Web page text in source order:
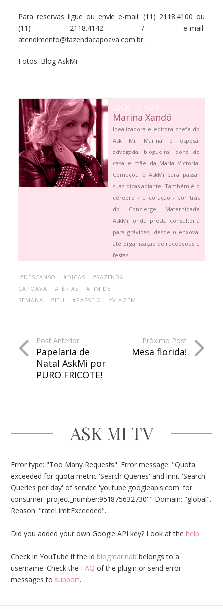
Para reservas ligue ou envie e-mail: (11) 2118.4100 ou
(11) 2118.4142 / e-mail:
atendimento@fazendacapoava.com.br .
Fotos: Blog AskMi
ESCRITO POR
Marina Xandó
Idealizadora e editora chefe do
Ask Mi, Marina é esposa,
advogada, blogueira, dona de
casa e mãe da Maria Victoria.
Começou o AskMi para passar
suas dicas adiante. Também é o
cérebro - e coração - por trás
do Concierge Maternidade
AskMi, onde presta consultoria
para grávidas, desde o enxoval
até organização de recepções e
festas.
#DESCANSO #DICAS
#FAZENDA
CAPOAVA
#FÉRIAS
#FIM DE
SEMANA
#ITU #PASSEIO #VIAGEM
Post Anterior
Papelaria de
Natal AskMi por
PURO FRICOTE!
Próximo Post
Mesa florida!
ASK MI TV
Error type: "Too Many Requests". Error message: "Quota
exceeded for quota metric 'Search Queries' and limit 'Search
Queries per day' of service 'youtube.googleapis.com' for
consumer 'project_number:951875632730'." Domain: "global".
Reason: "rateLimitExceeded".
Did you added your own Google API key? Look at the help.
Check in YouTube if the id blogmarinab belongs to a
username. Check the FAQ of the plugin or send error
messages to support.